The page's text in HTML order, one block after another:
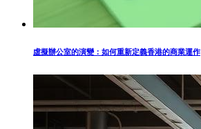
虛擬辦公室的演變：如何重新定義香港的商業運作